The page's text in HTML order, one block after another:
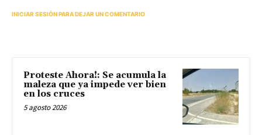
INICIAR SESIÓN PARA DEJAR UN COMENTARIO
Proteste Ahora!: Se acumula la
maleza que ya impede ver bien
en los cruces
5 agosto 2026